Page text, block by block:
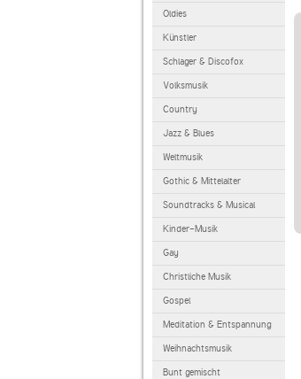
Oldies
Künstler
Schlager & Discofox
Volksmusik
Country
Jazz & Blues
Weltmusik
Gothic & Mittelalter
Soundtracks & Musical
Kinder-Musik
Gay
Christliche Musik
Gospel
Meditation & Entspannung
Weihnachtsmusik
Bunt gemischt